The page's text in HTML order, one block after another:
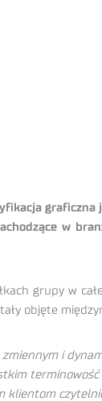
w
grupy w
objęte
i
klientom